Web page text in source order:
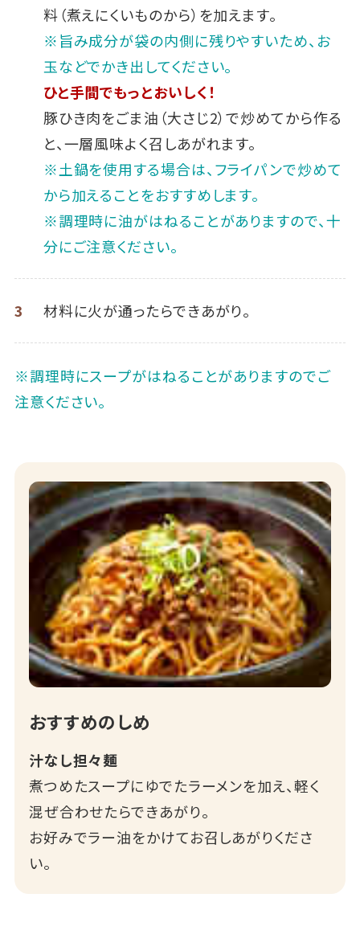
料（煮えにくいものから）を加えます。
※旨み成分が袋の内側に残りやすいため、お
玉などでかき出してください。
ひと手間でもっとおいしく！
豚ひき肉をごま油（大さじ2）で炒めてから作る
と、一層風味よく召しあがれます。
※土鍋を使用する場合は、フライパンで炒めて
から加えることをおすすめします。
※調理時に油がはねることがありますので、十
分にご注意ください。
3 材料に火が通ったらできあがり。
※調理時にスープがはねることがありますのでご
注意ください。
おすすめのしめ
汁なし担々麺
煮つめたスープにゆでたラーメンを加え、軽く
混ぜ合わせたらできあがり。
お好みでラー油をかけてお召しあがりくださ
い。